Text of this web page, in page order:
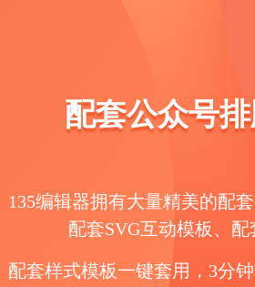
配套公众号
135编辑器拥有大量精美的配
配套SVG互动模板、配
配套样式模板一键套用，3分